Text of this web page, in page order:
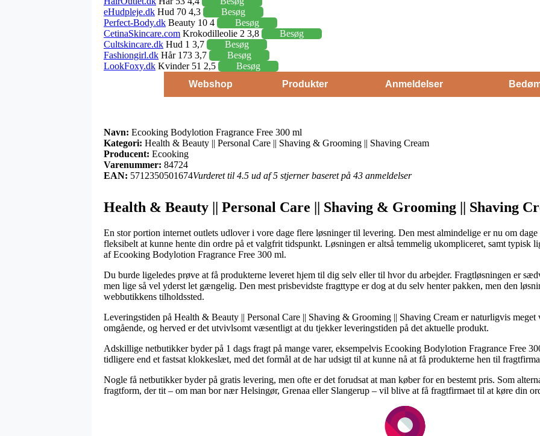
eHudpleje.dk Hud 70 4,3
Besøg
Perfect-Body.dk Beauty 10 4
Besøg
CetinaSkincare.com Krokodilleolie 2 3,8
Besøg
Cultskincare.dk Hud 1 3,7
Besøg
Fashiongirl.dk Hår 173 3,7
Besøg
LookFoxy.dk Kvinder 51 2,5
Besøg
Webshop
Produkter Anmeldelser
Navn: Ecooking Bodylotion Fragrance Free 300 ml
Kategori: Health & Beauty || Personal Care || Shaving & Grooming || Shaving Cream
Producent: Ecooking
Varenummer: 84724
EAN: 5712350501674Vurderet til 4.5 ud af 5 stjerner baseret på 43 anmeldelser
Health & Beauty || Personal Care || Shaving & Grooming || Shaving
En stor portion internet outlets udlover i vore dage flere løsninger til levering. Den mest almindelige er nu om
fleksibelt at kunne hente din ordre på et valgfrit tidspunkt. Løsningen er altså temmelig ukompliceret, samt typisk
af Ecooking Bodylotion Fragrance Free 300 ml.
Du burde ligeledes prøve at få produkterne leveret hjem til dig selv eller til hvor du arbejder. Fragtløsningen er
men lige så vel yderst let gængelig. Den mest prisbevidste fragttype er dog at du selv henter pakken, men den
webbutikkens tilholdssted.
Leveringstiden på Health & Beauty || Personal Care || Shaving & Grooming || Shaving Cream er naturligvis
omgående, og herved er det utvivlsomt væsentligt at du tjekker leveringstiden på det aktuelle produkt.
Adskillige netbutikker byder på 1 dags fragt på mange varer, eksempelvis Ecooking Bodylotion Fragrance Free
tidligere end et fastsat klokkeslæt, med det formål at de har udsigt til at kunne nå at få produkterne hen til
Nogle få netbutikker byder på gratis levering, men ofte er det forudsat at man køber for en bestemt pris. Som
fragtform, der tit – om man bor nær Helsingør, Grenaa eller Slangerup – vil blive at få fragtfirmaet til at køre din